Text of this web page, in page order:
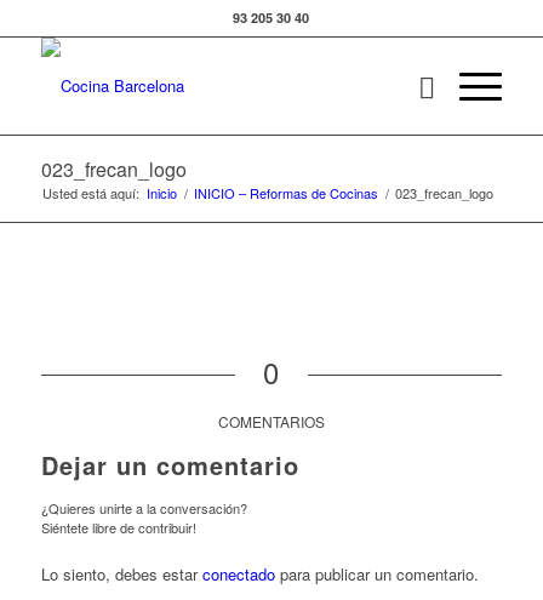
93 205 30 40
023_frecan_logo
Usted está aquí: Inicio / INICIO – Reformas de Cocinas / 023_frecan_logo
0
COMENTARIOS
Dejar un comentario
¿Quieres unirte a la conversación?
Siéntete libre de contribuir!
Lo siento, debes estarconectadopara publicar un comentario.